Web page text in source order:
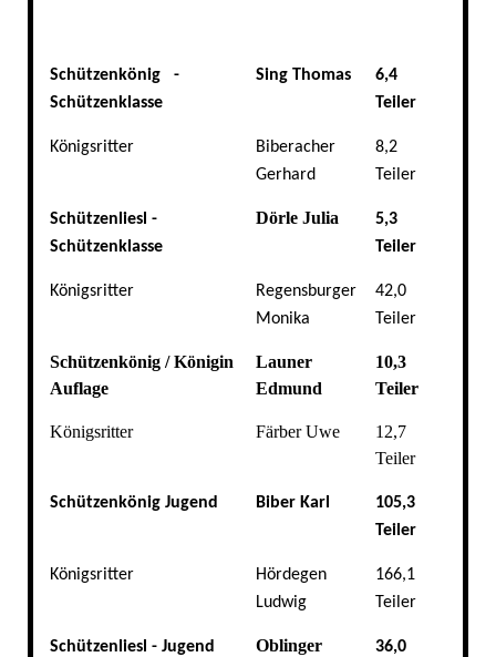
Schützenkönig -
Schützenklasse
Sing Thomas
6,4
Teiler
Königsritter
Biberacher
Gerhard
8,2
Teiler
Schützenliesl -
Schützenklasse
Dörle Julia
5,3
Teiler
Königsritter
Regensburger
Monika
42,0
Teiler
Schützenkönig / Königin
Auflage
Launer
Edmund
10,3
Teiler
Königsritter Färber Uwe
12,7
Teiler
Schützenkönig Jugend Biber Karl
105,3
Teiler
Königsritter
Hördegen
Ludwig
166,1
Teiler
Schützenliesl - Jugend
Oblinger
36,0